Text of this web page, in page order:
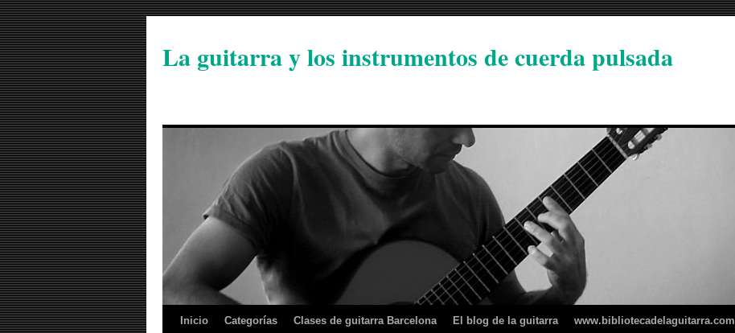
La guitarra y los instrumentos de cuerda pulsada
Inicio Categorías Clases de guitarra Barcelona El blog de la guitarra www.bibliotecadelaguitarra.com